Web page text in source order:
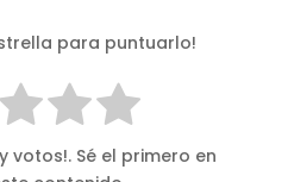
para puntuarlo!
votos!. Sé el primero en